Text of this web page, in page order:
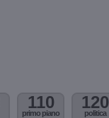
110
primo piano
120
politica